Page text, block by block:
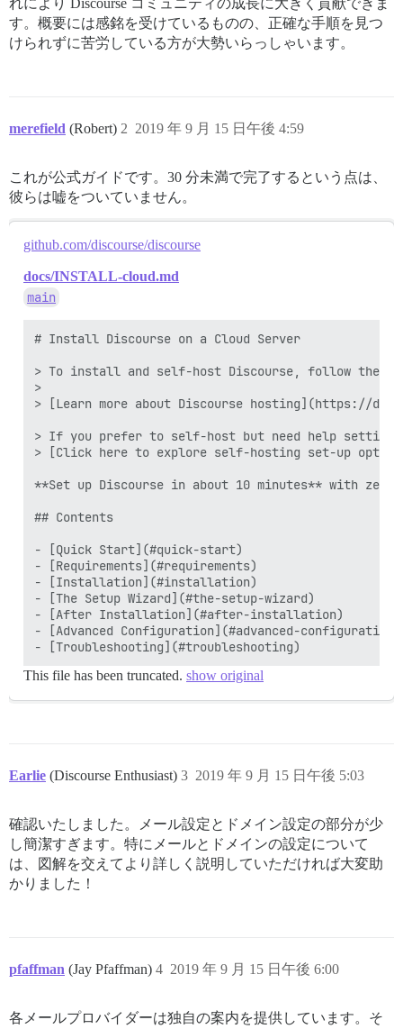
れにより Discourse コミュニティの成長に大きく貢献できま
す。概要には感銘を受けているものの、正確な手順を見つ
けられずに苦労している方が大勢いらっしゃいます。
merefield (Robert) 2019 年 9 月 15 日午後 4:59
2
これが公式ガイドです。30 分未満で完了するという点は、
彼らは嘘をついていません。
github.com/discourse/discourse
docs/INSTALL-cloud.md
main
# Install Discourse on a Cloud Server
> To install and self-host Discourse, follow the
>
> [Learn more about Discourse hosting](https://
> If you prefer to self-host but need help setting
> [Click here to explore self-hosting set-up
**Set up Discourse in about 10 minutes** with
## Contents
- [Quick Start](#quick-start)
- [Requirements](#requirements)
- [Installation](#installation)
- [The Setup Wizard](#the-setup-wizard)
- [After Installation](#after-installation)
- [Advanced Configuration](#advanced-configuration)
This file has been truncated. show original
Earlie (Discourse Enthusiast) 2019 年 9 月 15 日午後 5:03
3
確認いたしました。メール設定とドメイン設定の部分が少
し簡潔すぎます。特にメールとドメインの設定について
は、図解を交えてより詳しく説明していただければ大変助
かりました！
pfaffman (Jay Pfaffman) 2019 年 9 月 15 日午後 6:00
4
各メールプロバイダーは独自の案内を提供しています。そ